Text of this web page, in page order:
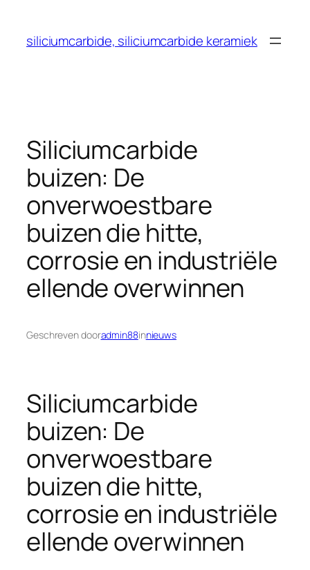
siliciumcarbide, siliciumcarbide keramiek
Siliciumcarbide
buizen: De
onverwoestbare
buizen die hitte,
corrosie en industriële
ellende overwinnen
Geschreven dooradmin88innieuws
Siliciumcarbide
buizen: De
onverwoestbare
buizen die hitte,
corrosie en industriële
ellende overwinnen